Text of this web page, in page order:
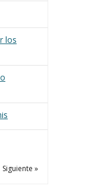
los
Siguiente »